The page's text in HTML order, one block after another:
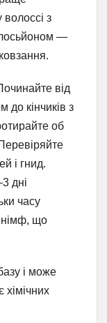
з
—
від
до кінчиків з
об
і гнид.
дні
часу
німф, що
і може
хімічних